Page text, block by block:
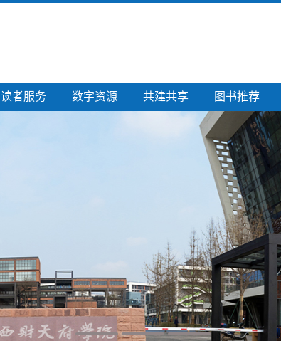
读者服务 数字资源 共建共享 图书推荐